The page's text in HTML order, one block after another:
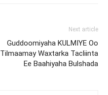
Next article
Guddoomiyaha KULMIYE Oo
Tilmaamay Waxtarka Tacliinta
Ee Baahiyaha Bulshada